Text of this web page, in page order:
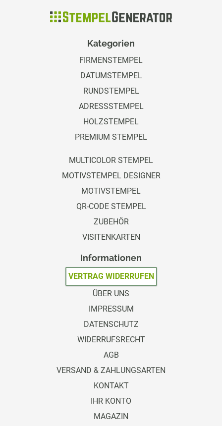
Kategorien
FIRMENSTEMPEL
DATUMSTEMPEL
RUNDSTEMPEL
ADRESSSTEMPEL
HOLZSTEMPEL
PREMIUM STEMPEL
MULTICOLOR STEMPEL
MOTIVSTEMPEL DESIGNER
MOTIVSTEMPEL
QR-CODE STEMPEL
ZUBEHÖR
VISITENKARTEN
Informationen
VERTRAG WIDERRUFEN
ÜBER UNS
IMPRESSUM
DATENSCHUTZ
WIDERRUFSRECHT
AGB
VERSAND & ZAHLUNGSARTEN
KONTAKT
IHR KONTO
MAGAZIN